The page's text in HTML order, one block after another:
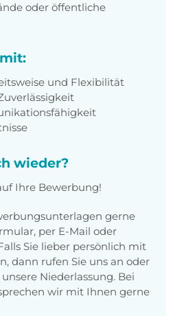
oder öffentliche
und Flexibilität
wieder?
Ihre Bewerbung!
gerne
per E-Mail oder
Sie lieber persönlich mit
dann rufen Sie uns an oder
Niederlassung. Bei
wir mit Ihnen gerne